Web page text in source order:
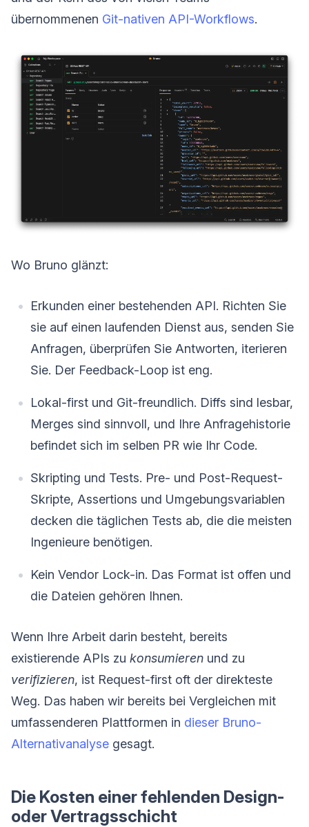
übernommenen Git-nativen API-Workflows.
Wo Bruno glänzt:
Erkunden einer bestehenden API. Richten Sie
sie auf einen laufenden Dienst aus, senden Sie
Anfragen, überprüfen Sie Antworten, iterieren
Sie. Der Feedback-Loop ist eng.
Lokal-first und Git-freundlich. Diffs sind lesbar,
Merges sind sinnvoll, und Ihre Anfragehistorie
befindet sich im selben PR wie Ihr Code.
Skripting und Tests. Pre- und Post-Request-
Skripte, Assertions und Umgebungsvariablen
decken die täglichen Tests ab, die die meisten
Ingenieure benötigen.
Kein Vendor Lock-in. Das Format ist offen und
die Dateien gehören Ihnen.
Wenn Ihre Arbeit darin besteht, bereits
existierende APIs zu konsumieren und zu
verifizieren, ist Request-first oft der direkteste
Weg. Das haben wir bereits bei Vergleichen mit
umfassenderen Plattformen in dieser Bruno-
Alternativanalyse gesagt.
Die Kosten einer fehlenden Design-
oder Vertragsschicht